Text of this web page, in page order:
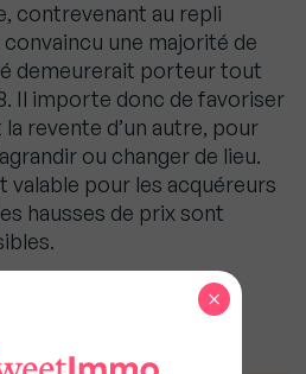
contrevenant au repli
une majorité de
demeurerait porteur tout
Il importe donc de favoriser
la revente d’un autre, pour
ou changer de lieu.
pour les acquéreurs
hausses de prix sont
×